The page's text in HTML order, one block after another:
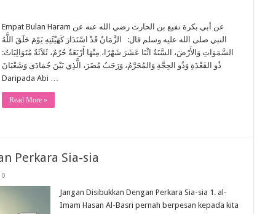
Empat Bulan Haram عن أبي بكرة نفيع بن الحارث رضي الله عنه عن
النبي صلى الله عليه وسلم قال‏:‏ الزَّمَانُ قَدْ اسْتَدَارَ كَهَيْئَتِهِ يَوْمَ خَلَقَ اللَّهُ
السَّمَوَاتِ وَالأَرْضَ، السَّنَةُ اثْنَا عَشَرَ شَهْرًا، مِنْهَا أَرْبَعَةٌ حُرُمٌ، ثَلاَثَةٌ مُتَوَالِيَاتٌ:
ذُو القَعْدَةِ وَذُو الحِجَّةِ وَالمُحَرَّمُ، وَرَجَبُ مُضَرَ، الَّذِي بَيْنَ جُمَادَى وَشَعْبَانَ
Daripada Abi …
Read More »
Perkara Sia-sia
0
Jangan Disibukkan Dengan Perkara Sia-sia 1. al-
Imam Hasan Al-Basri pernah berpesan kepada kita